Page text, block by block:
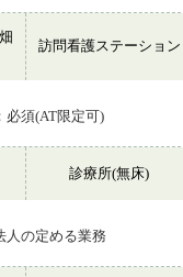
訪問看護ステーション
必須(AT限定可)
診療所(無床)
人の定める業務